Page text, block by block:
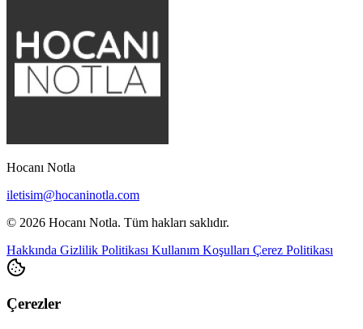
Hocanı Notla
iletisim@hocaninotla.com
© 2026 Hocanı Notla. Tüm hakları saklıdır.
Hakkında Gizlilik Politikası Kullanım Koşulları Çerez Politikası
Çerezler